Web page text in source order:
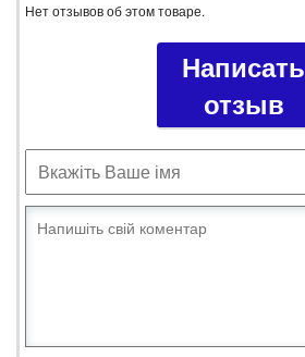
Нет отзывов об этом товаре.
Написать
отзыв